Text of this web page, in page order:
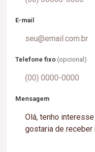
E-mail
Telefone fixo (opcional)
Mensagem